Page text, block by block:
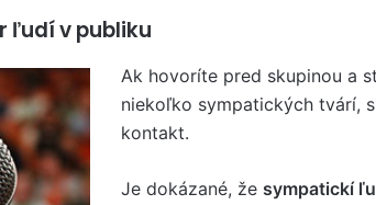
ľudí v publiku
Ak hovoríte pred skupinou a
niekoľko sympatických tvárí,
kontakt.
Je dokázané, že sympatickí